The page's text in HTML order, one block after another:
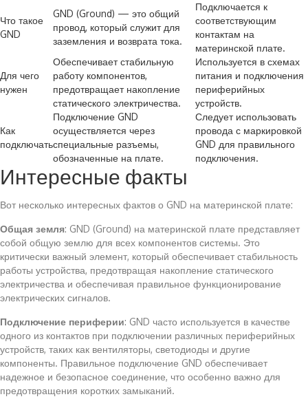
Что такое
GND
GND (Ground) — это общий
провод, который служит для
заземления и возврата тока.
Подключается к
соответствующим
контактам на
материнской плате.
Для чего
нужен
Обеспечивает стабильную
работу компонентов,
предотвращает накопление
статического электричества.
Используется в схемах
питания и подключения
периферийных
устройств.
Как
подключать
Подключение GND
осуществляется через
специальные разъемы,
обозначенные на плате.
Следует использовать
провода с маркировкой
GND для правильного
подключения.
Интересные факты
Вот несколько интересных фактов о GND на материнской плате:
Общая земля: GND (Ground) на материнской плате представляет
собой общую землю для всех компонентов системы. Это
критически важный элемент, который обеспечивает стабильность
работы устройства, предотвращая накопление статического
электричества и обеспечивая правильное функционирование
электрических сигналов.
Подключение периферии: GND часто используется в качестве
одного из контактов при подключении различных периферийных
устройств, таких как вентиляторы, светодиоды и другие
компоненты. Правильное подключение GND обеспечивает
надежное и безопасное соединение, что особенно важно для
предотвращения коротких замыканий.